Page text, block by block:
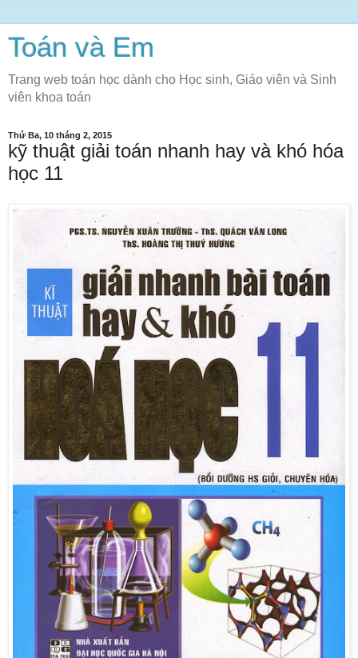
Toán và Em
Trang web toán học dành cho Học sinh, Giáo viên và Sinh
viên khoa toán
Thứ Ba, 10 tháng 2, 2015
kỹ thuật giải toán nhanh hay và khó hóa
học 11